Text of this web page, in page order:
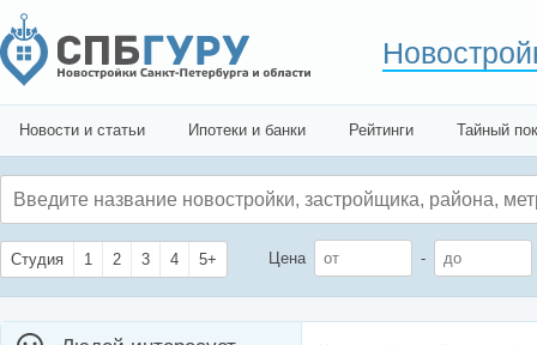
Новости и статьи Ипотеки и банки Рейтинги Тайный
Студия 1 2 3 4 5+ Цена -